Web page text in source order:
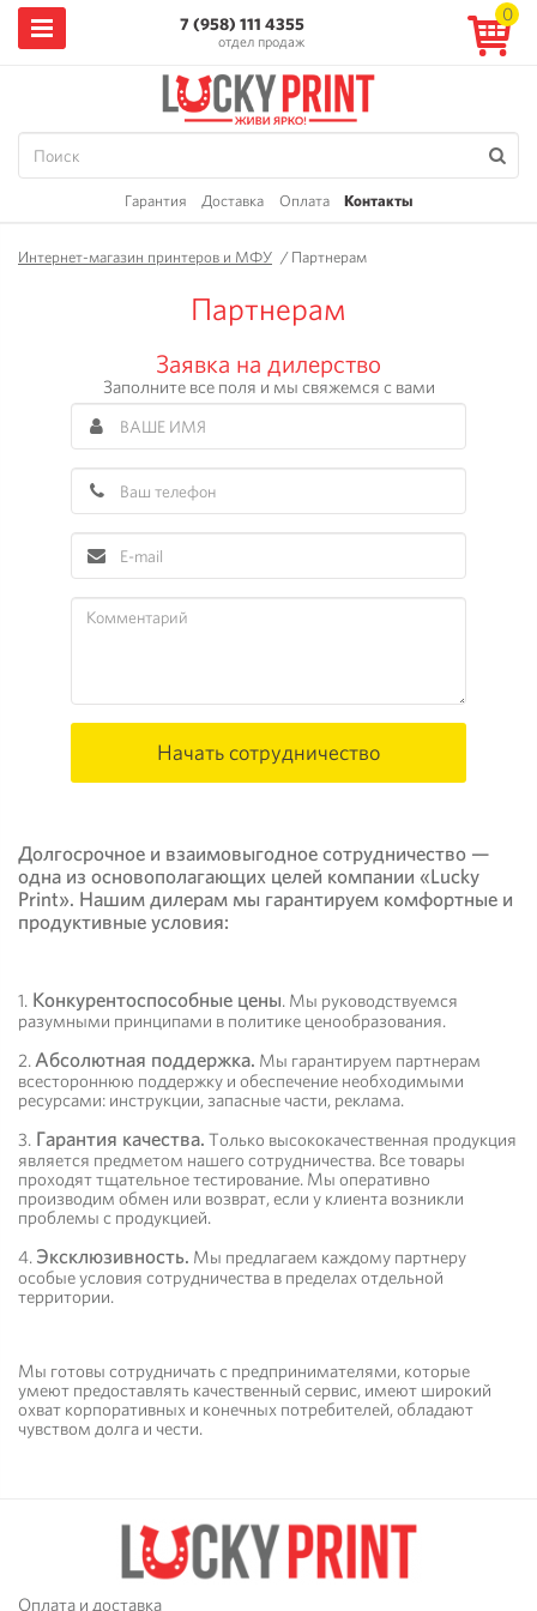
7 (958) 111 4355
отдел продаж
0
Гарантия Доставка Оплата Контакты
Глянцевая фотобумага Lucky
Print (10*15, 180г/м2),100
листов
548 руб.
Бесконтактная СНПЧ
1 699 руб.
Интернет-магазин принтеров и МФУ /Партнерам
Партнерам
Заявка на дилерство
Заполните все поля и мы свяжемся с вами
Начать сотрудничество
Долгосрочное и взаимовыгодное сотрудничество —
одна из основополагающих целей компании «Lucky
Print». Нашим дилерам мы гарантируем комфортные и
продуктивные условия:
1. Конкурентоспособные цены. Мы руководствуемся
разумными принципами в политике ценообразования.
2.Абсолютная поддержка. Мы гарантируем партнерам
всестороннюю поддержку и обеспечение необходимыми
ресурсами: инструкции, запасные части, реклама.
3. Гарантия качества. Только высококачественная продукция
является предметом нашего сотрудничества. Все товары
проходят тщательное тестирование. Мы оперативно
производим обмен или возврат, если у клиента возникли
проблемы с продукцией.
4. Эксклюзивность. Мы предлагаем каждому партнеру
особые условия сотрудничества в пределах отдельной
территории.
Мы готовы сотрудничать с предпринимателями, которые
умеют предоставлять качественный сервис, имеют широкий
охват корпоративных и конечных потребителей, обладают
чувством долга и чести.
Оплата и доставка